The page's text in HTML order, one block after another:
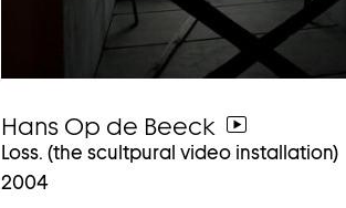
Hans Op de Beeck
weiter
zum
video
Loss. (the scultpural video installation)
2004